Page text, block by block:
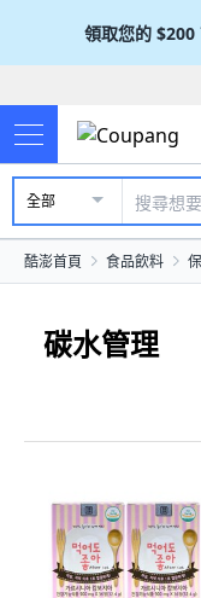
領取您的 $200
全部
酷澎首頁 食品飲料
碳水管理